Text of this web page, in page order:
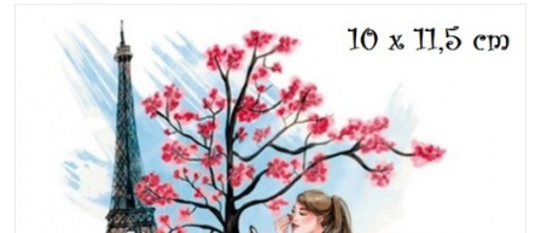
TOUR EIFFEL ** 10 x 11,5 cm ** sérigraphie à repasser - T953